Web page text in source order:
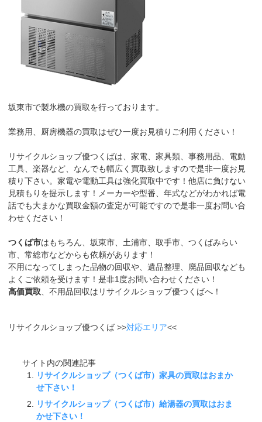
坂東市で製氷機の買取を行っております。
業務用、厨房機器の買取はぜひ一度お見積りご利用ください！
リサイクルショップ優つくばは、家電、家具類、事務用品、電動
工具、楽器など、なんでも幅広く買取致しますので是非一度お見
積り下さい。家電や電動工具は強化買取中です！他店に負けない
見積もりを提示します！メーカーや型番、年式などがわかれば電
話でも大まかな買取金額の査定が可能ですので是非一度お問い合
わせください！
つくば市はもちろん、坂東市、土浦市、取手市、つくばみらい
市、常総市などからも依頼があります！
不用になってしまった品物の回収や、遺品整理、廃品回収なども
よくご依頼を受けます！是非1度お問い合わせください！
高価買取、不用品回収はリサイクルショップ優つくばへ！
リサイクルショップ優つくば >>対応エリア<<
サイト内の関連記事
リサイクルショップ（つくば市）家具の買取はおまか
せ下さい！
リサイクルショップ（つくば市）給湯器の買取はおま
かせ下さい！